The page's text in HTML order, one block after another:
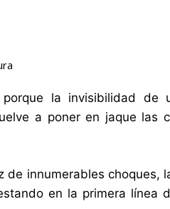
la invisibilidad de
a poner en jaque las
de innumerables choques,
en la primera línea